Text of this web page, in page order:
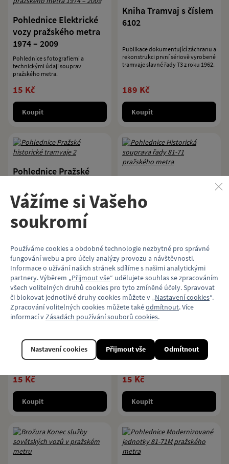
Pohlednice Elektrické
vozy pražského metra
1974 – 2009
Pohlednice s fotografiemi a
technickými údaji souprav
pražského metra.
15 Kč
Koupit
Kniha Tramvaj s číslem
6102
Publikace dokumentující záchranu a
rekonstrukci první sériově vyrobené
tramvaje slavné řady T3 z roku 1962.
189 Kč
Koupit
Pohlednice Pražské
Pohlednice s motivem pražských
historických tramvají.
Koupit
souprava řady 81-71
pražského metra
Koupit
Pohlednice První
Tatra T2 (č. 6001)
Pohlednice s motivem tramvaje
15 Kč
Koupit
Pohlednice Historická
Pohlednice s motivem pražské
15 Kč
Koupit
Vážíme si Vašeho
soukromí
Používáme cookies a obdobné technologie nezbytné pro správné
fungování webu a pro účely analýzy provozu a návštěvnosti.
Informace o užívání našich stránek sdílíme s našimi analytickými
partnery. Výběrem „Přijmout vše“ udělujete souhlas se zpracováním
všech volitelných druhů cookies pro tyto zmíněné účely. Spravovat
či blokovat jednotlivé druhy cookies můžete v „Nastavení cookies“.
Zpracování volitelných cookies můžete takéodmítnout. Více
informací v Zásadách používání souborů cookies.
Odmítnout
Nastavení cookies Přijmout vše